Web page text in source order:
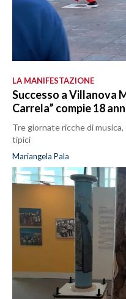
LA MANIFESTAZIONE
Successo a Villanova
Carrela” compie 18
Tre giornate ricche di
tipici
Mariangela Pala